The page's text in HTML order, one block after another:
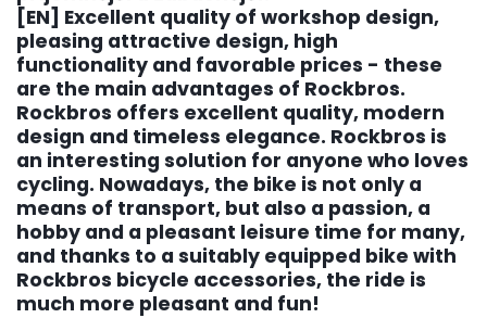
[EN] Excellent quality of workshop design,
pleasing attractive design, high
functionality and favorable prices - these
are the main advantages of Rockbros.
Rockbros offers excellent quality, modern
design and timeless elegance. Rockbros is
an interesting solution for anyone who loves
cycling. Nowadays, the bike is not only a
means of transport, but also a passion, a
hobby and a pleasant leisure time for many,
and thanks to a suitably equipped bike with
Rockbros bicycle accessories, the ride is
much more pleasant and fun!